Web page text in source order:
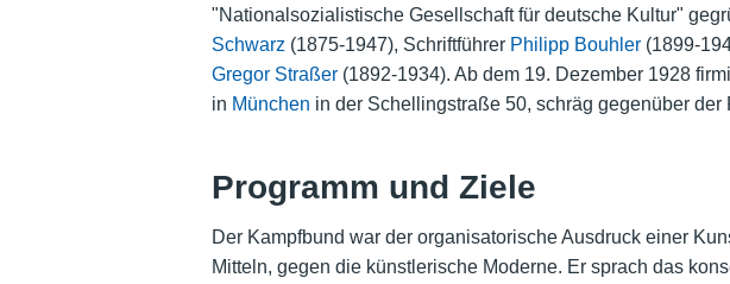
"Nationalsozialistische Gesellschaft für deutsche Kultur"
Schwarz(1875-1947), Schriftführer Philipp Bouhler(1899-
Gregor Straßer(1892-1934). Ab dem 19. Dezember 1928
in München in der Schellingstraße 50, schräg gegenüber der
Programm und Ziele
Der Kampfbund war der organisatorische Ausdruck einer
Mitteln, gegen die künstlerische Moderne. Er sprach das